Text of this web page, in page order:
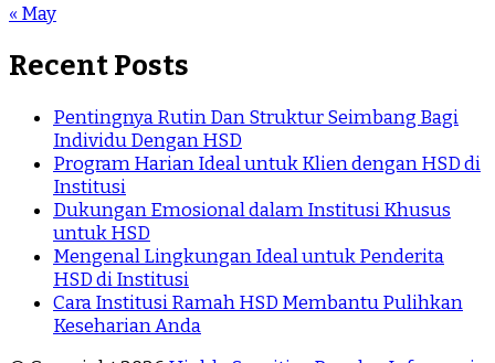
« May
Recent Posts
Pentingnya Rutin Dan Struktur Seimbang Bagi
Individu Dengan HSD
Program Harian Ideal untuk Klien dengan HSD di
Institusi
Dukungan Emosional dalam Institusi Khusus
untuk HSD
Mengenal Lingkungan Ideal untuk Penderita
HSD di Institusi
Cara Institusi Ramah HSD Membantu Pulihkan
Keseharian Anda